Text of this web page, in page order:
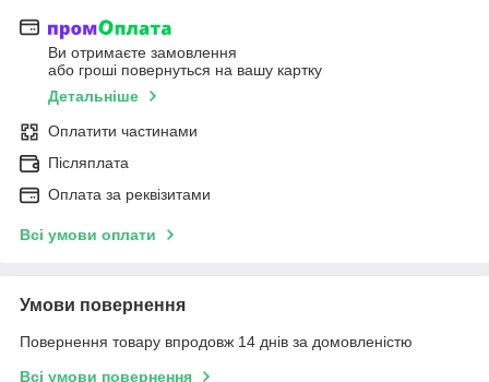
Ви отримаєте замовлення
або гроші повернуться на вашу картку
Детальніше
Оплатити частинами
Післяплата
Оплата за реквізитами
Всі умови оплати
Умови повернення
Повернення товару впродовж 14 днів за домовленістю
Всі умови повернення